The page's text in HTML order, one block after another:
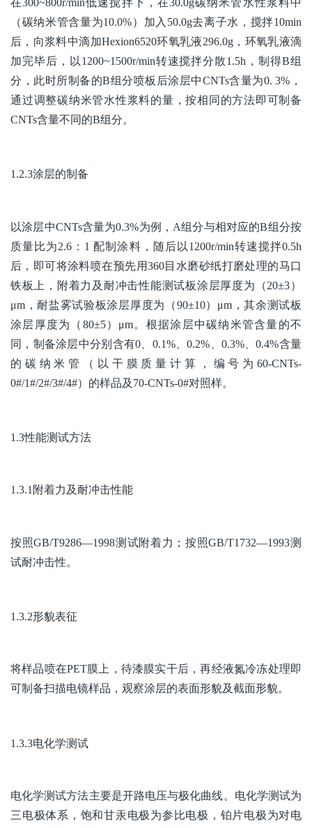
（碳纳米管含量为10.0%）加入50.0g去离子水，搅拌10min
后，向浆料中滴加Hexion6520环氧乳液296.0g，环氧乳液滴
加完毕后，以1200~1500r/min转速搅拌分散1.5h，制得B组
分，此时所制备的B组分喷板后涂层中CNTs含量为0. 3%，
通过调整碳纳米管水性浆料的量，按相同的方法即可制备
CNTs含量不同的B组分。
1.2.3涂层的制备
以涂层中CNTs含量为0.3%为例，A组分与相对应的B组分按
质量比为2.6：1 配制涂料，随后以1200r/min转速搅拌0.5h
后，即可将涂料喷在预先用360目水磨砂纸打磨处理的马口
铁板上，附着力及耐冲击性能测试板涂层厚度为（20±3）
μm，耐盐雾试验板涂层厚度为（90±10）μm，其余测试板
涂层厚度为（80±5）μm。根据涂层中碳纳米管含量的不
同，制备涂层中分别含有0、0.1%、0.2%、0.3%、0.4%含量
的碳纳米管（以干膜质量计算，编号为60-CNTs-
0#/1#/2#/3#/4#）的样品及70-CNTs-0#对照样。
1.3性能测试方法
1.3.1附着力及耐冲击性能
按照GB/T9286—1998测试附着力；按照GB/T1732—1993测
试耐冲击性。
1.3.2形貌表征
将样品喷在PET膜上，待漆膜实干后，再经液氮冷冻处理即
可制备扫描电镜样品，观察涂层的表面形貌及截面形貌。
1.3.3电化学测试
电化学测试方法主要是开路电压与极化曲线。电化学测试为
三电极体系，饱和甘汞电极为参比电极，铂片电极为对电